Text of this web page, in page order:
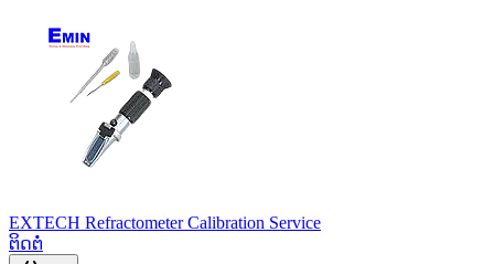
EXTECH Refractometer Calibration Service
ຕິດຕໍ່